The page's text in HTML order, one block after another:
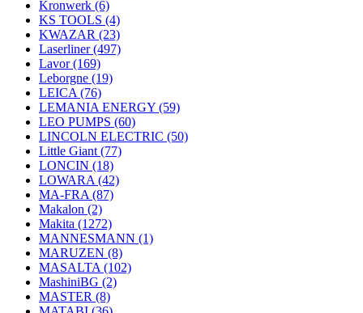
Kronwerk (6)
KS TOOLS (4)
KWAZAR (23)
Laserliner(497)
Lavor(169)
Leborgne (19)
LEICA (76)
LEMANIA ENERGY (59)
LEO PUMPS (60)
LINCOLN ELECTRIC (50)
Little Giant (77)
LONCIN (18)
LOWARA (42)
MA-FRA (87)
Makalon (2)
Makita (1272)
MANNESMANN (1)
MARUZEN (8)
MASALTA (102)
MashiniBG (2)
MASTER (8)